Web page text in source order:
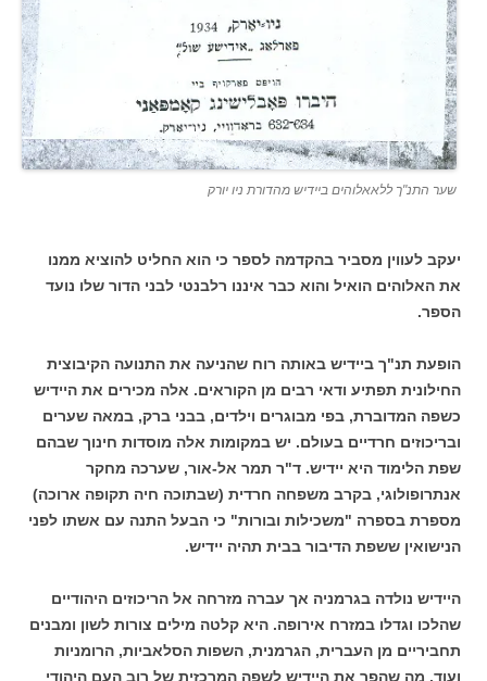
שער התנ"ך ללאאלוהים ביידיש מהדורת ניו יורק
יעקב לעווין מסביר בהקדמה לספר כי הוא החליט להוציא ממנו
את האלוהים הואיל והוא כבר איננו רלבנטי לבני הדור שלו נועד
הספר.
הופעת תנ"ך ביידיש באותה רוח שהניעה את התנועה הקיבוצית
החילונית תפתיע ודאי רבים מן הקוראים. אלה מכירים את היידיש
כשפה המדוברת, בפי מבוגרים וילדים, בבני ברק, במאה שערים
ובריכוזים חרדיים בעולם. יש במקומות אלה מוסדות חינוך שבהם
שפת הלימוד היא יידיש. ד"ר תמר אל-אור, שערכה מחקר
אנתרופולוגי, בקרב משפחה חרדית (שבתוכה חיה תקופה ארוכה)
מספרת בספרה "משכילות ובורות" כי הבעל התנה עם אשתו לפני
הנישואין ששפת הדיבור בבית תהיה יידיש.
היידיש נולדה בגרמניה אך עברה מזרחה אל הריכוזים היהודיים
שהלכו וגדלו במזרח אירופה. היא קלטה מילים צורות לשון ומבנים
תחביריים מן העברית, הגרמנית, השפות הסלאביות, הרומניות
ועוד. מה שהפך את היידיש לשפה המרכזית של רוב העם היהודי